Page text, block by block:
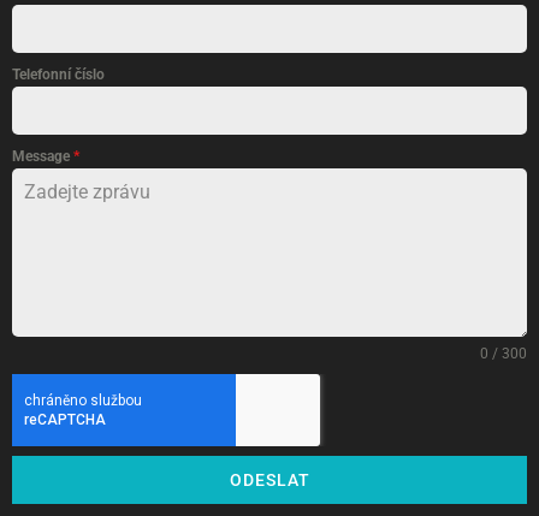
Telefonní číslo
Message *
0 / 300
ODESLAT